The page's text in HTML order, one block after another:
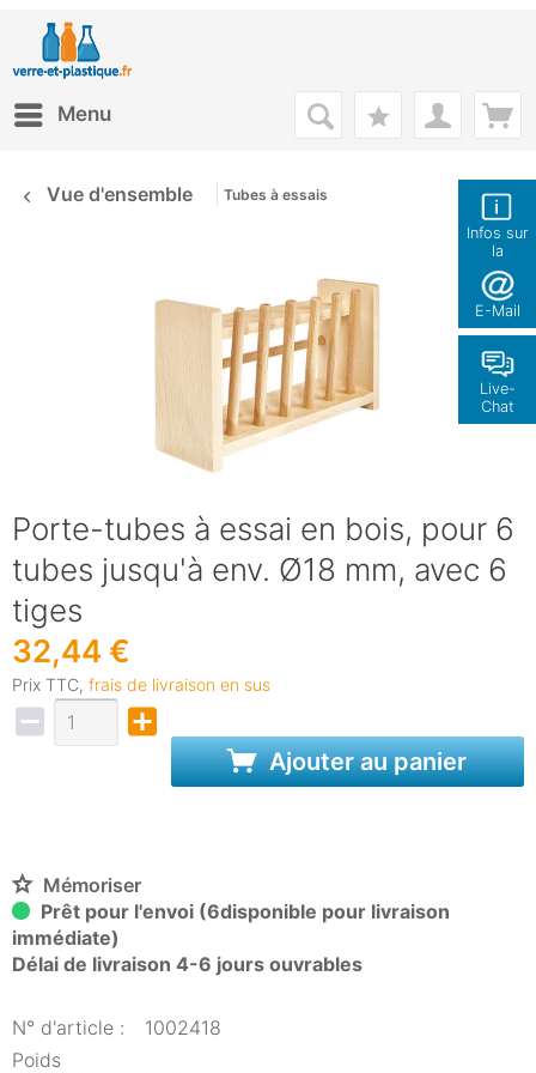
Infos sur
la
boutique
E-Mail
Live-
Chat
Menu
Vue d'ensemble Tubes à essais
Porte-tubes à essai en bois, pour 6
tubes jusqu'à env. Ø18 mm, avec 6
tiges
32,44 €
Prix TTC, frais de livraison en sus
Ajouter au panier
Mémoriser
Prêt pour l'envoi (6disponible pour livraison
immédiate)
Délai de livraison 4-6 jours ouvrables
N° d'article :
1002418
Poids